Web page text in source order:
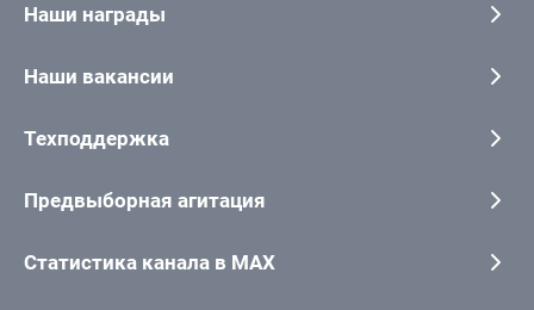
Наши награды
Наши вакансии
Техподдержка
Предвыборная агитация
Статистика канала в MAX